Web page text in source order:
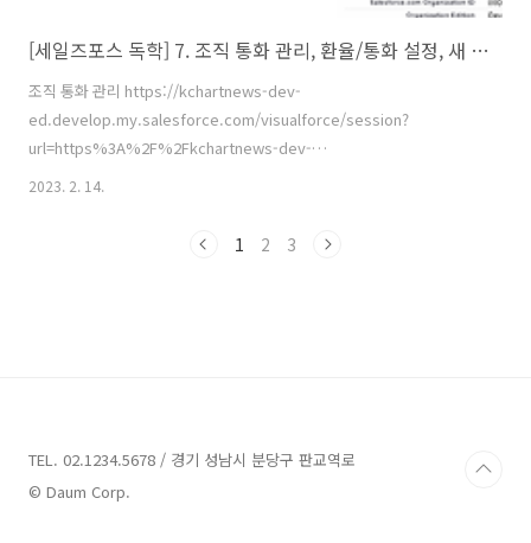
[세일즈포스 독학] 7. 조직 통화 관리, 환율/통화 설정, 새 기회에서 통화 변경
조직 통화 관리 https://kchartnews-dev-
ed.develop.my.salesforce.com/visualforce/session?
url=https%3A%2F%2Fkchartnews-dev-
를 위해 회사 정보로 들어가서 멀티 통화에 체크해야 합니다. 복수 통화
2023. 2. 14.
1 2 3
TEL. 02.1234.5678 / 경기 성남시 분당구 판교역로
© Daum Corp.